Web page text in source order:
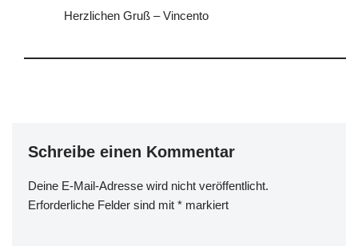
Herzlichen Gruß – Vincento
Schreibe einen Kommentar
Deine E-Mail-Adresse wird nicht veröffentlicht.
Erforderliche Felder sind mit * markiert